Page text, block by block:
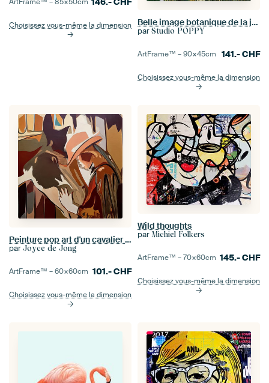
Choisissez vous-même la dimension Belle image botanique de la jungle avec des fougères et des fleurs
par Studio POPPY
ArtFrame™ –90×45cm 141.-CHF
Choisissez vous-même la dimension
Peinture pop art d'un cavalier avec son cheval
par Joyce de Jong
ArtFrame™ –60×60cm 101.-CHF
Choisissez vous-même la dimension
Wild thoughts
par Michiel Folkers
ArtFrame™ –70×60cm 145.-CHF
Choisissez vous-même la dimension